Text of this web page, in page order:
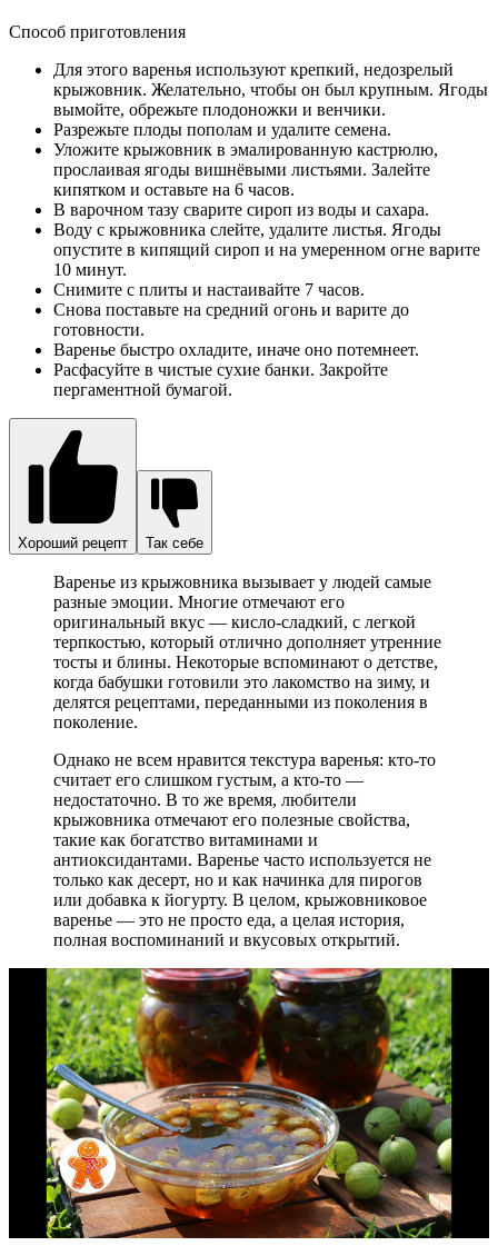
Способ приготовления
Для этого варенья используют крепкий, недозрелый
крыжовник. Желательно, чтобы он был крупным. Ягоды
вымойте, обрежьте плодоножки и венчики.
Разрежьте плоды пополам и удалите семена.
Уложите крыжовник в эмалированную кастрюлю,
прослаивая ягоды вишнёвыми листьями. Залейте
кипятком и оставьте на 6 часов.
В варочном тазу сварите сироп из воды и сахара.
Воду с крыжовника слейте, удалите листья. Ягоды
опустите в кипящий сироп и на умеренном огне варите
10 минут.
Снимите с плиты и настаивайте 7 часов.
Снова поставьте на средний огонь и варите до
готовности.
Варенье быстро охладите, иначе оно потемнеет.
Расфасуйте в чистые сухие банки. Закройте
пергаментной бумагой.
Хороший рецепт Так себе
Варенье из крыжовника вызывает у людей самые
разные эмоции. Многие отмечают его
оригинальный вкус — кисло-сладкий, с легкой
терпкостью, который отлично дополняет утренние
тосты и блины. Некоторые вспоминают о детстве,
когда бабушки готовили это лакомство на зиму, и
делятся рецептами, переданными из поколения в
поколение.
Однако не всем нравится текстура варенья: кто-то
считает его слишком густым, а кто-то —
недостаточно. В то же время, любители
крыжовника отмечают его полезные свойства,
такие как богатство витаминами и
антиоксидантами. Варенье часто используется не
только как десерт, но и как начинка для пирогов
или добавка к йогурту. В целом, крыжовниковое
варенье — это не просто еда, а целая история,
полная воспоминаний и вкусовых открытий.